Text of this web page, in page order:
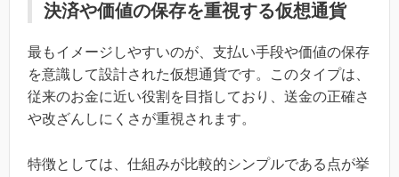
決済や価値の保存を重視する仮想通貨
最もイメージしやすいのが、支払い手段や価値の保存
を意識して設計された仮想通貨です。このタイプは、
従来のお金に近い役割を目指しており、送金の正確さ
や改ざんしにくさが重視されます。
特徴としては、仕組みが比較的シンプルである点が挙